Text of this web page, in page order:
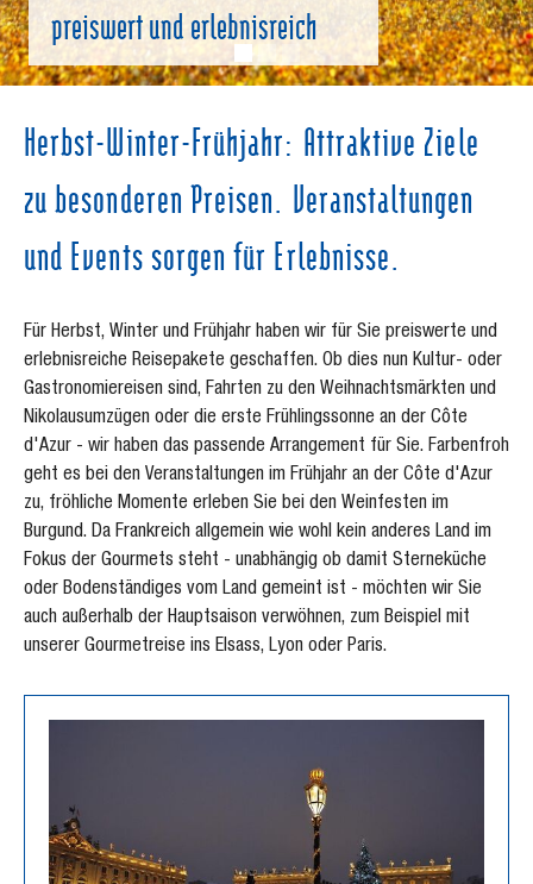
preiswert und erlebnisreich
Herbst-Winter-Frühjahr: Attraktive Ziele
zu besonderen Preisen. Veranstaltungen
und Events sorgen für Erlebnisse.
Für Herbst, Winter und Frühjahr haben wir für Sie preiswerte und
erlebnisreiche Reisepakete geschaffen. Ob dies nun Kultur- oder
Gastronomiereisen sind, Fahrten zu den Weihnachtsmärkten und
Nikolausumzügen oder die erste Frühlingssonne an der Côte
d'Azur - wir haben das passende Arrangement für Sie. Farbenfroh
geht es bei den Veranstaltungen im Frühjahr an der Côte d'Azur
zu, fröhliche Momente erleben Sie bei den Weinfesten im
Burgund. Da Frankreich allgemein wie wohl kein anderes Land im
Fokus der Gourmets steht - unabhängig ob damit Sterneküche
oder Bodenständiges vom Land gemeint ist - möchten wir Sie
auch außerhalb der Hauptsaison verwöhnen, zum Beispiel mit
unserer Gourmetreise ins Elsass, Lyon oder Paris.